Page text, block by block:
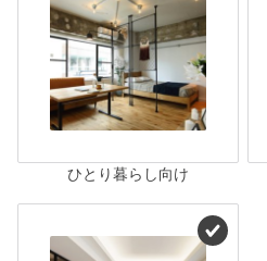
ひとり暮らし向け